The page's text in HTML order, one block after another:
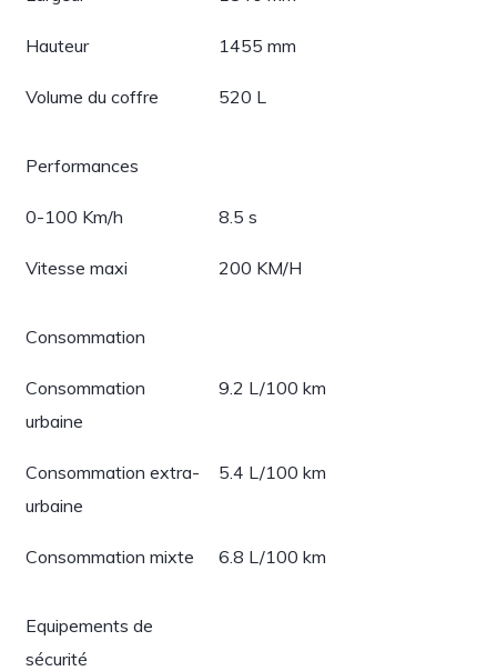
Hauteur 1455 mm
Volume du coffre 520 L
Performances
0-100 Km/h 8.5 s
Vitesse maxi 200 KM/H
Consommation
Consommation
urbaine
9.2 L/100 km
Consommation extra-
urbaine
5.4 L/100 km
Consommation mixte 6.8 L/100 km
Equipements de
sécurité